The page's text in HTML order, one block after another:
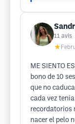
11 avis
★
ME SIENTO
bono de 10
que no
cada vez
recordatorios
nacer el pelo